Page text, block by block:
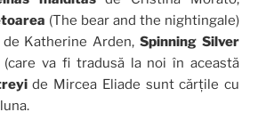
(The bear and the nightingale)
de Katherine Arden,Spinning Silver
va fi tradusă la noi în această
de Mircea Eliade sunt cărțile cu